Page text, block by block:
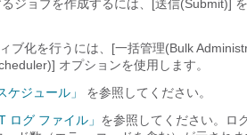
ジョブを作成するには、[送信(Submit)]
ブ化を行うには、[一括管理(Bulk
オプションを使用します。
ケジュール」
を参照してください。
ログ ファイル」 を参照してください。ロ